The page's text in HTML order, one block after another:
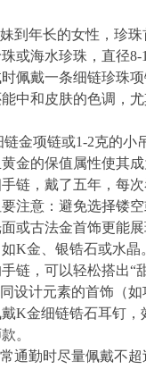
到年长的女性，珍珠
或海水珍珠，直径8-
佩戴一条细链珍珠
中和皮肤的色调，
金项链或1-2克的小
金的保值属性使其成
链，戴了五年，每
注意：避免选择镂
或古法金首饰更能展
K金、银锆石或水
，可以轻松搭出“
设计元素的首饰（如
K金细链锆石耳钉，
。
通勤时尽量佩戴不